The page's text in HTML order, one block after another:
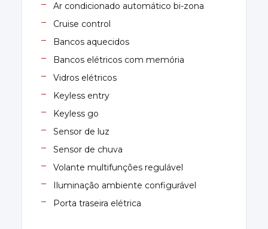
Ar condicionado automático bi-zona
Cruise control
Bancos aquecidos
Bancos elétricos com memória
Vidros elétricos
Keyless entry
Keyless go
Sensor de luz
Sensor de chuva
Volante multifunções regulável
Iluminação ambiente configurável
Porta traseira elétrica